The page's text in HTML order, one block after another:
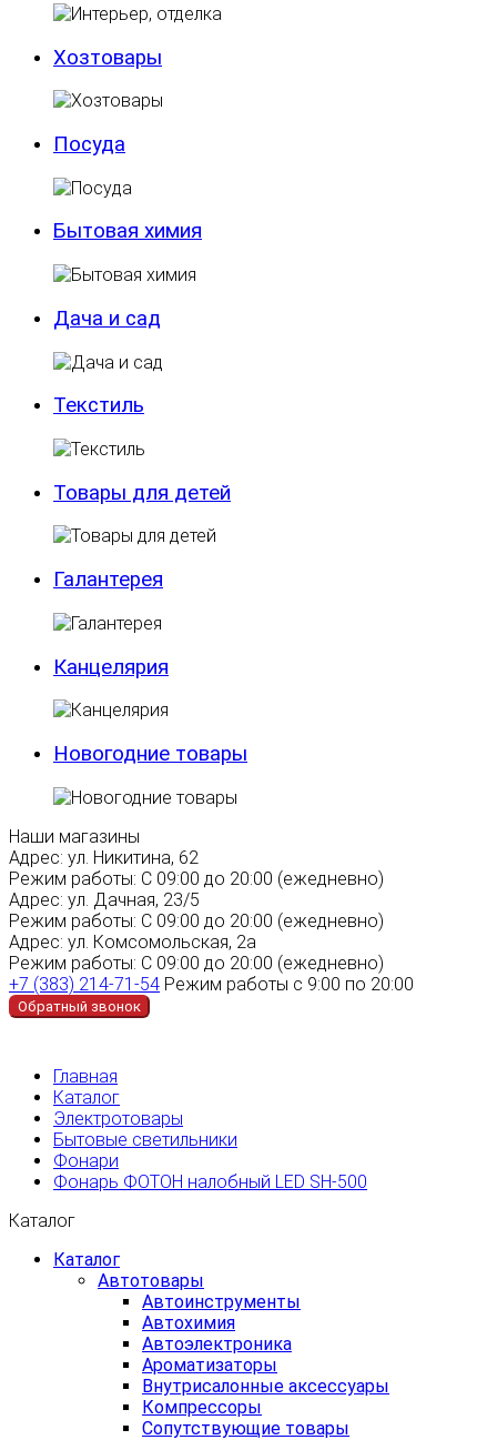
Хозтовары
Посуда
Бытовая химия
Дача и сад
Текстиль
Товары для детей
Галантерея
Канцелярия
Новогодние товары
Наши магазины
Адрес: ул. Никитина, 62
Режим работы: С 09:00 до 20:00 (ежедневно)
Адрес: ул. Дачная, 23/5
Режим работы: С 09:00 до 20:00 (ежедневно)
Адрес: ул. Комсомольская, 2а
Режим работы: С 09:00 до 20:00 (ежедневно)
+7 (383) 214-71-54 Режим работы с 9:00 по 20:00
Обратный звонок
Главная
Каталог
Электротовары
Бытовые светильники
Фонари
Фонарь ФОТОН налобный LED SH-500
Каталог
Каталог
Автотовары
Автоинструменты
Автохимия
Автоэлектроника
Ароматизаторы
Внутрисалонные аксессуары
Компрессоры
Сопутствующие товары